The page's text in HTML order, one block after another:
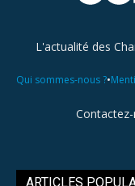
L'actualité des
Qui sommes-nous ?•
ARTICLES